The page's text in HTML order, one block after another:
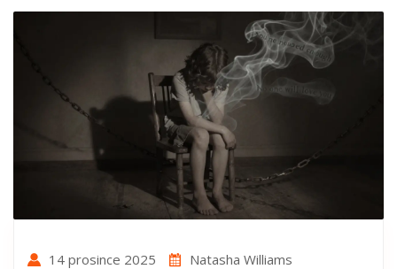
14 prosince 2025 Natasha Williams